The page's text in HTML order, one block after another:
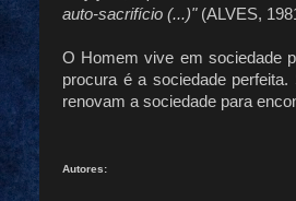
auto-sacrifício (...)"(ALVES,
O Homem vive em sociedade
procura é a sociedade
renovam a sociedade para
Autores: